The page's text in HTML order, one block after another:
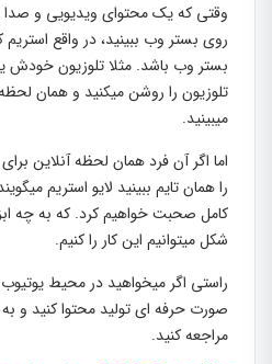
وقتی که یک محتوای ویدیویی و صدا
روی بستر وب ببینید، در واقع
بستر وب باشد. مثلا تلوزیون
تلوزیون را روشن میکنید و همان
میبینید.
اما اگر آن فرد همان لحظه آنلاین
را همان تایم ببینید لایو استریم
کامل صحبت خواهیم کرد. که به چه
شکل میتوانیم این کار را کنیم.
راستی اگر میخواهید در محیط یوتیوب
صورت حرفه ای تولید محتوا کنید و
مراجعه کنید.